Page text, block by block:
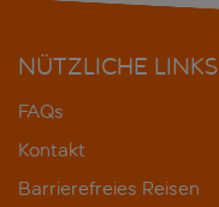
NÜTZLICHE LINKS
FAQs
Kontakt
Barrierefreies Reisen